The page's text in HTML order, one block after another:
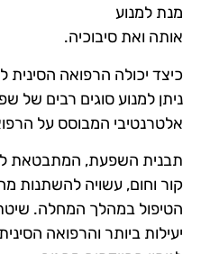
מנת למנוע
אותה ואת סיבוכיה.
כיצד יכולה הרפואה הסינית
ניתן למנוע סוגים רבים של
אלטרנטיבי המבוסס על
תבנית השפעת, המתבטאת
קור וחום, עשויה להשתנות
הטיפול במהלך המחלה.
יעילות ביותר והרפואה